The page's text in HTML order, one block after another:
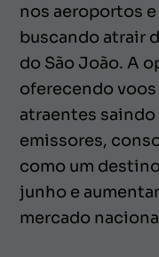
nos aeroportos
buscando atrair
do São João. A
oferecendo
atraentes
emissores,
como um
junho e
mercado